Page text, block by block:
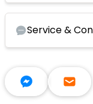
Service &